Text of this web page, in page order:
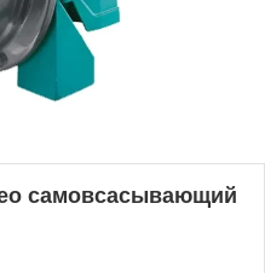
самовсасывающий